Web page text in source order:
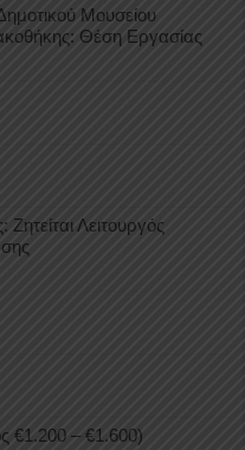
Μουσείου
Θέση Εργασίας
Λειτουργός
€1.200 – €1.600)